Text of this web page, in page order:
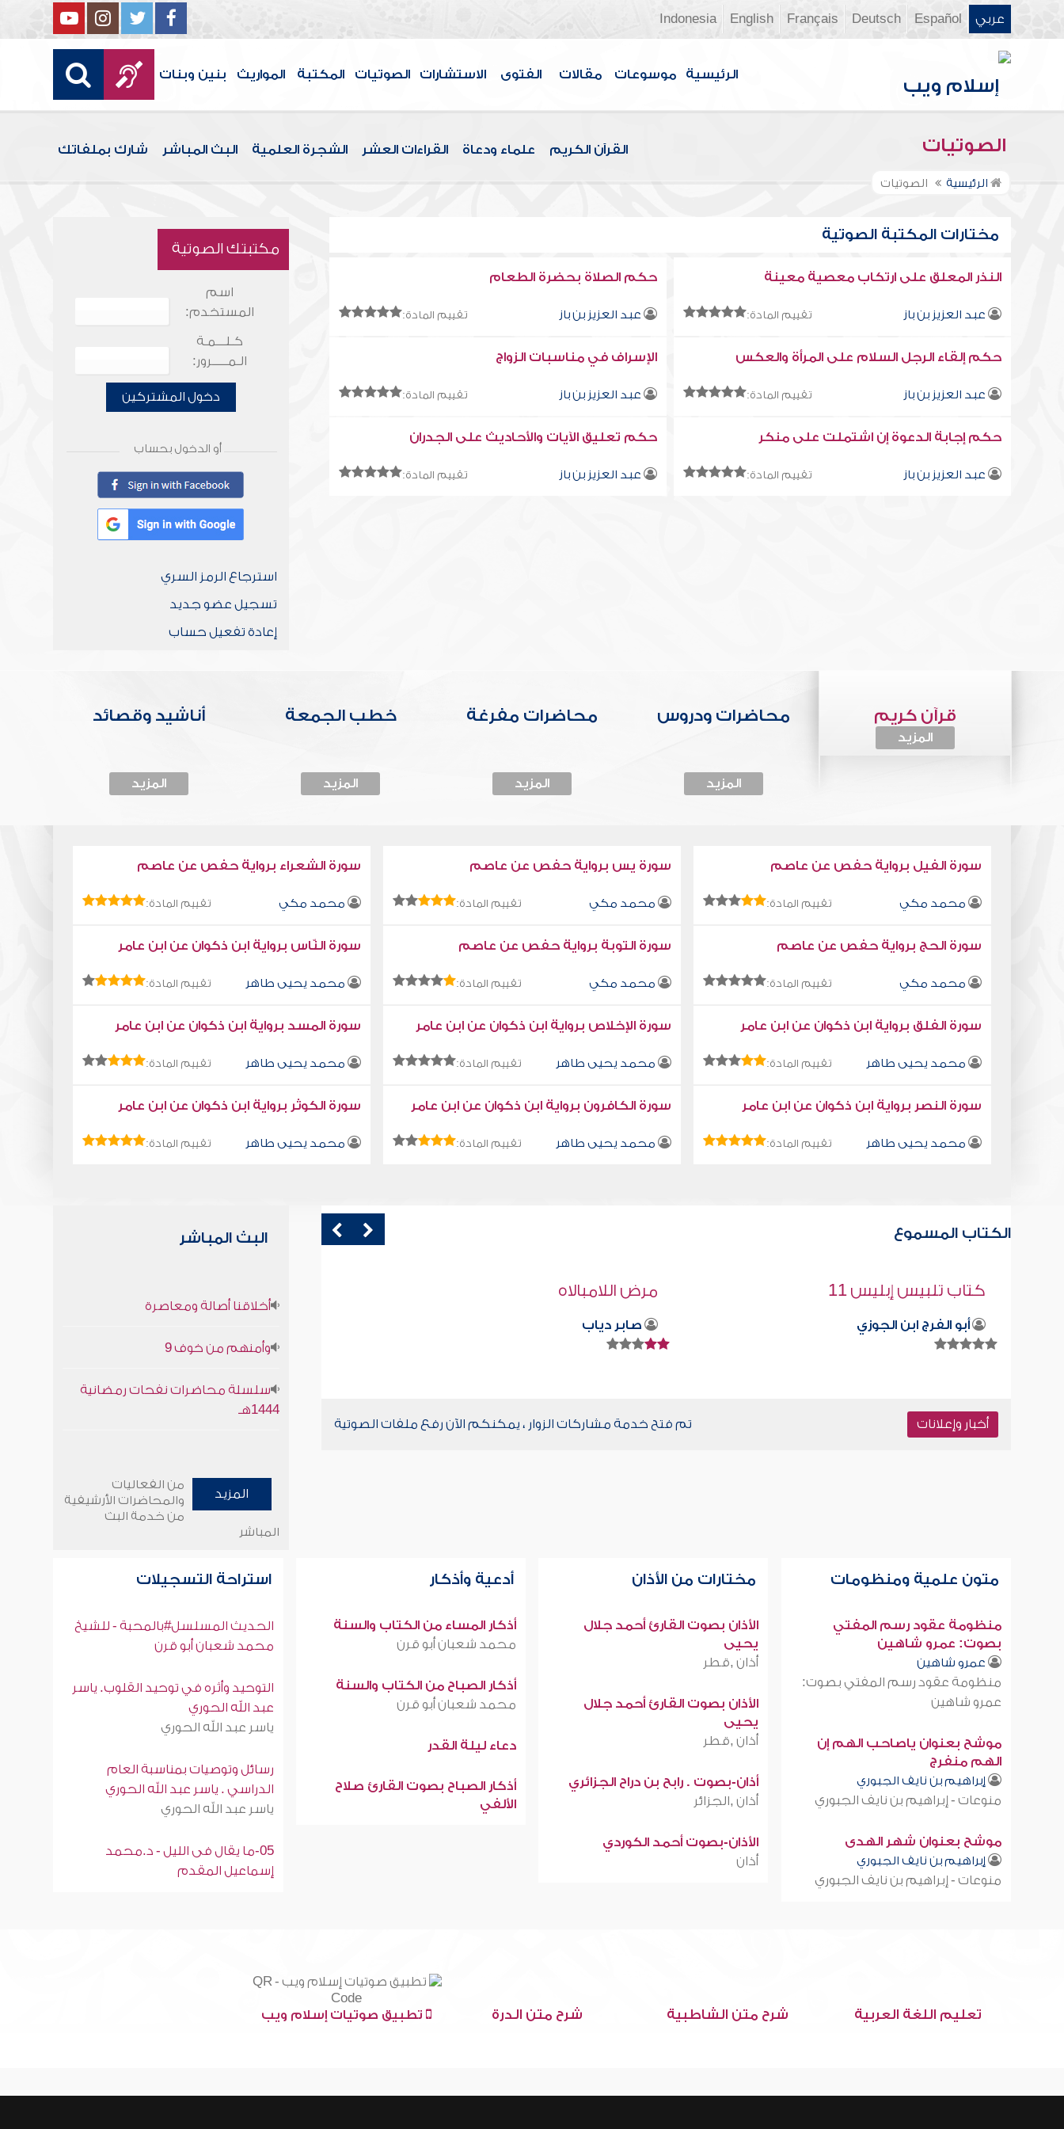
عربي Español
Deutsch
Français
English
Indonesia
الرئيسية موسوعات مقالات الفتوى الاستشارات الصوتيات المكتبة المواريث بنين وبنات
الصوتيات القرآن الكريم علماء ودعاة القراءات العشر الشجرة العلمية البث المباشر شارك بملفاتك
الرئيسية الصوتيات
مختارات المكتبة الصوتية
النذر المعلق على ارتكاب معصية معينة
عبد العزيز بن باز تقييم المادة:
حكم الصلاة بحضرة الطعام
عبد العزيز بن باز تقييم المادة:
حكم إلقاء الرجل السلام على المرأة والعكس
عبد العزيز بن باز تقييم المادة:
الإسراف في مناسبات الزواج
عبد العزيز بن باز تقييم المادة:
حكم إجابة الدعوة إن اشتملت على منكر
عبد العزيز بن باز تقييم المادة:
حكم تعليق الآيات والأحاديث على الجدران
عبد العزيز بن باز تقييم المادة:
مكتبتك الصوتية
اسم
المستخدم:
كـلـــمـة
الـمـــــرور:
دخول المشتركين
أو الدخول بحساب
استرجاع الرمز السري
تسجيل عضو جديد
إعادة تفعيل حساب
قرآن كريم
المزيد
محاضرات ودروس
المزيد
محاضرات مفرغة
المزيد
خطب الجمعة
المزيد
أناشيد وقصائد
المزيد
سورة الفيل برواية حفص عن عاصم
محمد مكي تقييم المادة:
سورة يس برواية حفص عن عاصم
محمد مكي تقييم المادة:
سورة الشعراء برواية حفص عن عاصم
محمد مكي تقييم المادة:
سورة الحج برواية حفص عن عاصم
محمد مكي تقييم المادة:
سورة التوبة برواية حفص عن عاصم
محمد مكي تقييم المادة:
سورة النّاس برواية ابن ذكوان عن ابن عامر
محمد يحيى طاهر تقييم المادة:
سورة الفلق برواية ابن ذكوان عن ابن عامر
محمد يحيى طاهر تقييم المادة:
سورة الإخلاص برواية ابن ذكوان عن ابن عامر
محمد يحيى طاهر تقييم المادة:
سورة المسد برواية ابن ذكوان عن ابن عامر
محمد يحيى طاهر تقييم المادة:
سورة النصر برواية ابن ذكوان عن ابن عامر
محمد يحيى طاهر تقييم المادة:
سورة الكافرون برواية ابن ذكوان عن ابن عامر
محمد يحيى طاهر تقييم المادة:
سورة الكوثر برواية ابن ذكوان عن ابن عامر
محمد يحيى طاهر تقييم المادة:
الكتاب المسموع
مرض اللامبالاه
صابر دياب
قراءة صوتية لكتاب استمتع بحياتك " كتاب
محمد العريفي
أخبار وإعلانات تم فتح خدمة مشاركات الزوار ، يمكنكم الآن رفع ملفات الصوتية
البث المباشر
أخلاقنا أصالة ومعاصرة
وأمنهم من خوف 9
سلسلة محاضرات نفحات رمضانية
1444هـ
المزيد
من الفعاليات
والمحاضرات الأرشيفية
من خدمة البث
المباشر
متون علمية ومنظومات
منظومة عقود رسم المفتي
بصوت: عمرو شاهين
عمرو شاهين
منظومة عقود رسم المفتي بصوت:
عمرو شاهين
موشح بعنوان ياصاحب الهم إن
الهم منفرج
إبراهيم بن نايف الجبوري
منوعات - إبراهيم بن نايف الجبوري
موشح بعنوان شهر الهدى
إبراهيم بن نايف الجبوري
منوعات - إبراهيم بن نايف الجبوري
مختارات من الأذان
الأذان بصوت القارئ أحمد جلال
يحيى
أذان ,قطر
الأذان بصوت القارئ أحمد جلال
يحيى
أذان ,قطر
أذان-بصوت . رابح بن دراح الجزائري
أذان ,الجزائر
الأذان-بصوت أحمد الكوردي
أذان
أدعية وأذكار
أذكار المساء من الكتاب والسنة
محمد شعبان أبو قرن
أذكار الصباح من الكتاب والسنة
محمد شعبان أبو قرن
دعاء ليلة القدر
أذكار الصباح بصوت القارئ صلاح
الألفي
استراحة التسجيلات
الحديث المسلسل#بالمحبة - للشيخ
محمد شعبان أبو قرن
التوحيد وأثره في توحيد القلوب. ياسر
عبد الله الحوري
ياسر عبد الله الحوري
رسائل وتوصيات بمناسبة العام
الدراسي . ياسر عبد الله الحوري
ياسر عبد الله الحوري
05-ما يقال فى الليل - د.محمد
إسماعيل المقدم
تعليم اللغة العربية شرح متن الشاطبية شرح متن الدرة تطبيق صوتيات إسلام ويب